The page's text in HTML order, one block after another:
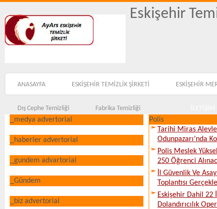
Eskişehir
ANASAYFA ESKİŞEHİR TEMİZLİK ŞİRKETİ ESKİŞEHİR
Dış Cephe Temizliği Fabrika Temizliği
_medya advertorial
_haberler advertorial
_gundem advartorial
_Gündem
_biz advertorial
Polis
Tarihi Miras
Odunpazarı’nda
Polis Meslek
250 Öğrenci
İl Güvenlik Ve
Toplantısı
Eskişehir Dahil
Dolandırıcılık